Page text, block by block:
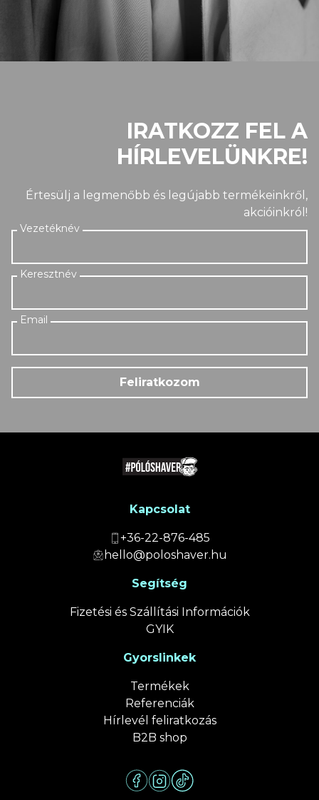
IRATKOZZ FEL A
HÍRLEVELÜNKRE!
Értesülj a legmenőbb és legújabb termékeinkről,
akcióinkról!
Feliratkozom
Kapcsolat
+36-22-876-485
hello@poloshaver.hu
Segítség
Fizetési és Szállítási Információk
GYIK
Gyorslinkek
Termékek
Referenciák
Hírlevél feliratkozás
B2B shop